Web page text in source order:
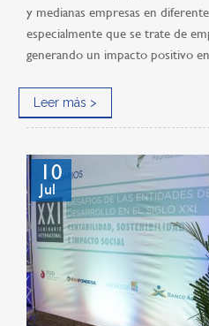
y medianas empresas en
especialmente que se trate de
generando un impacto positivo
Leer más >
10
Jul